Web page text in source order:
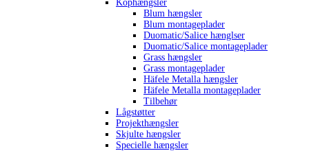
Kophængsler
Blum hængsler
Blum montageplader
Duomatic/Salice hænglser
Duomatic/Salice montageplader
Grass hængsler
Grass montageplader
Häfele Metalla hængsler
Häfele Metalla montageplader
Tilbehør
Lågstøtter
Projekthængsler
Skjulte hængsler
Specielle hængsler